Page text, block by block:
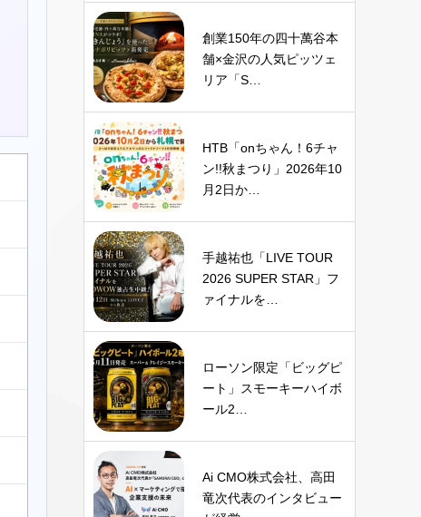
創業150年の四十萬谷本
舗×金沢の人気ピッツェ
リア「S…
HTB「onちゃん！6チャ
ン!!秋まつり」2026年10
月2日か…
手越祐也「LIVE TOUR
2026 SUPER STAR」フ
ァイナルを…
ローソン限定「ビッグピ
ート」スモーキーハイボ
ール2…
Ai CMO株式会社、高田
竜次代表のインタビュー